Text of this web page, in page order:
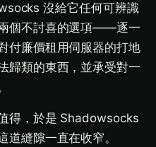
沒給它任何可辨識
個不討喜的選項——逐一
付廉價租用伺服器的打地
歸類的東西，並承受對一
得，於是 Shadowsocks
道縫隙一直在收窄。